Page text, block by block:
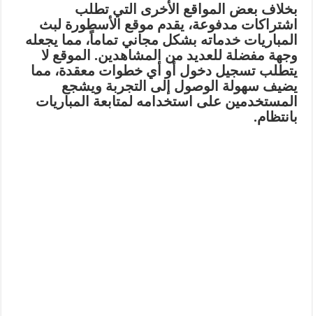
بخلاف بعض المواقع الأخرى التي تطلب
اشتراكات مدفوعة، يقدم موقع الأسطورة لبث
المباريات خدماته بشكل مجاني تماماً، مما يجعله
وجهة مفضلة للعديد من المشاهدين. الموقع لا
يتطلب تسجيل دخول أو أي خطوات معقدة، مما
يضيف سهولة الوصول إلى التجربة ويشجع
المستخدمين على استخدامه لمتابعة المباريات
بانتظام.